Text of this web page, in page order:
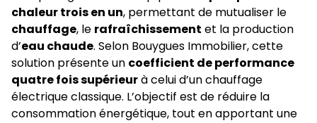
chaleur trois en un, permettant de mutualiser le
chauffage, le rafraîchissement et la production
d’eau chaude. Selon Bouygues Immobilier, cette
solution présente un coefficient de performance
quatre fois supérieurà celui d’un chauffage
électrique classique. L’objectif est de réduire la
consommation énergétique, tout en apportant une